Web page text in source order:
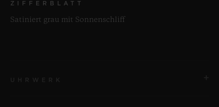
ZIFFERBLATT
Satiniert grau mit Sonnenschliff